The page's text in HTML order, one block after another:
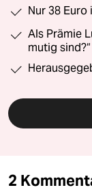
Nur 38 Euro
Als Prämie
mutig sind?“
2